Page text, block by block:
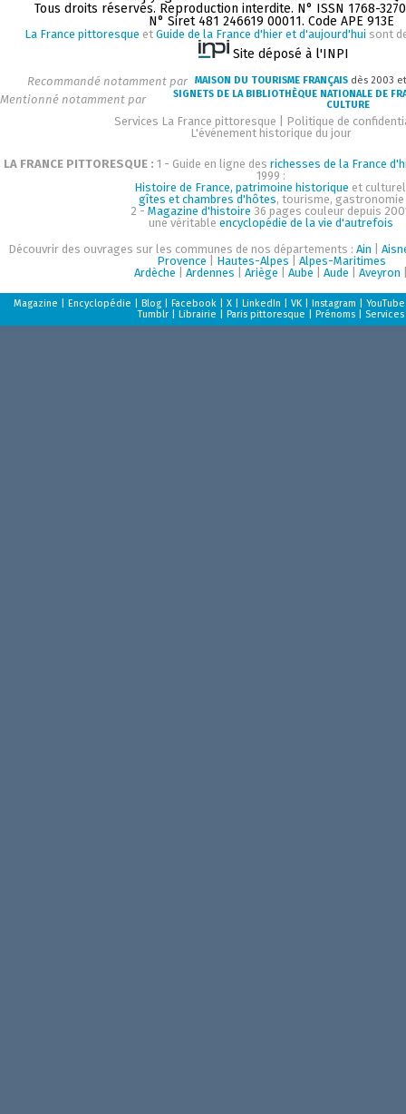
Tous droits réservés. Reproduction interdite. N° ISSN 1768-
N° Siret 481 246619 00011. Code APE 913E
La France pittoresque et Guide de la France d'hier et d'aujourd'hui sont
Site déposé à l'INPI
Recommandé notamment par MAISON DU TOURISME FRANÇAIS dès 2003
Mentionné notamment par
SIGNETS DE LA BIBLIOTHÈQUE NATIONALE DE
CULTURE
Services La France pittoresque
Politique de
L'événement historique du jour
LA FRANCE PITTORESQUE : 1 - Guide en ligne des richesses de la France
1999 :
Histoire de France, patrimoine historique et
gîtes et chambres d'hôtes, tourisme, gastronomie
2 - Magazine d'histoire 36 pages couleur depuis
une véritableencyclopédie de la vie d'autrefois
Découvrir des ouvrages sur les communes de nos départements :Ain |
Provence
Hautes-Alpes
Alpes-Maritimes
Ardèche |Ardennes |Ariège |Aube |Aude |Aveyron
Magazine |Encyclopédie |Blog |Facebook |X |LinkedIn |VK |Instagram |YouTube
Tumblr |Librairie |Paris pittoresque |Prénoms Services